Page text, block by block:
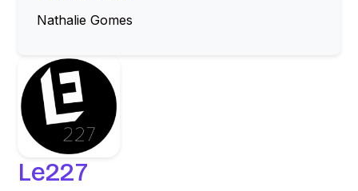
Le227
Nathalie Gomes